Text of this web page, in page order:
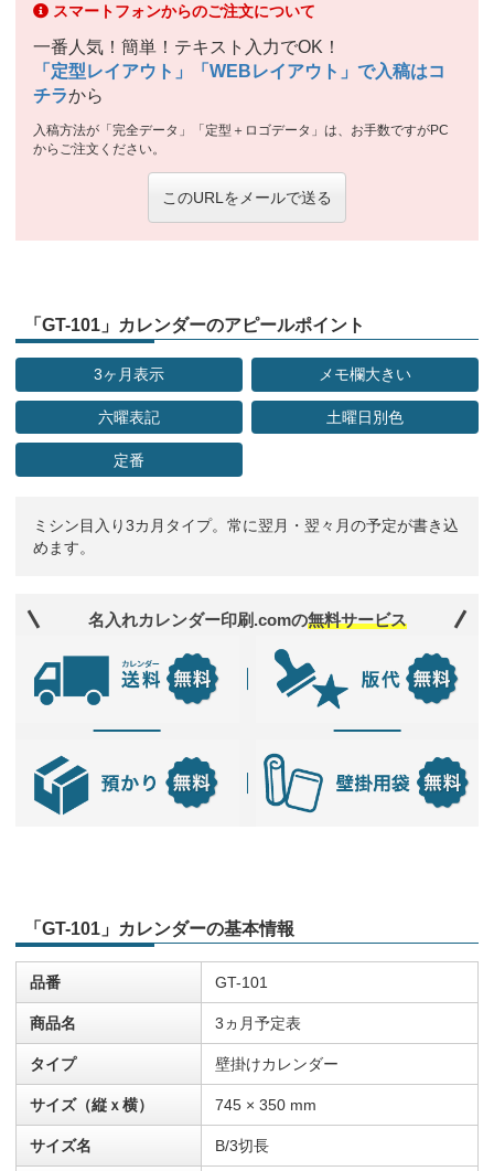
スマートフォンからのご注文について
一番人気！簡単！テキスト入力でOK！
「定型レイアウト」「WEBレイアウト」で入稿はコ
チラから
入稿方法が「完全データ」「定型＋ロゴデータ」は、お手数ですがPC
からご注文ください。
このURLをメールで送る
「GT-101」カレンダーのアピールポイント
3ヶ月表示 メモ欄大きい
六曜表記 土曜日別色
定番
ミシン目入り3カ月タイプ。常に翌月・翌々月の予定が書き込
めます。
名入れカレンダー印刷.comの無料サービス
「GT-101」カレンダーの基本情報
品番 GT-101
商品名 3ヵ月予定表
タイプ 壁掛けカレンダー
サイズ（縦ｘ横） 745 × 350 mm
サイズ名 B/3切長